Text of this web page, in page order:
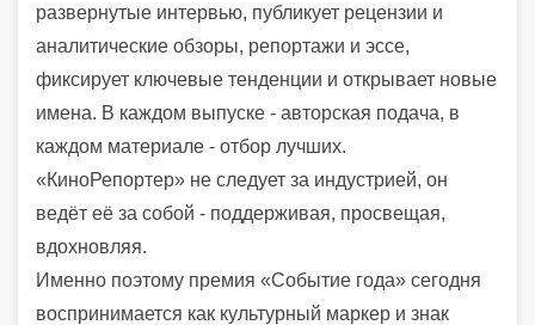
развернутые интервью, публикует рецензии и
аналитические обзоры, репортажи и эссе,
фиксирует ключевые тенденции и открывает новые
имена. В каждом выпуске - авторская подача, в
каждом материале - отбор лучших.
«КиноРепортер» не следует за индустрией, он
ведёт её за собой - поддерживая, просвещая,
вдохновляя.
Именно поэтому премия «Событие года» сегодня
воспринимается как культурный маркер и знак